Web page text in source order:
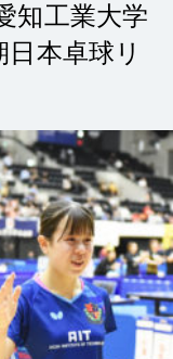
知工業大学
本卓球リ